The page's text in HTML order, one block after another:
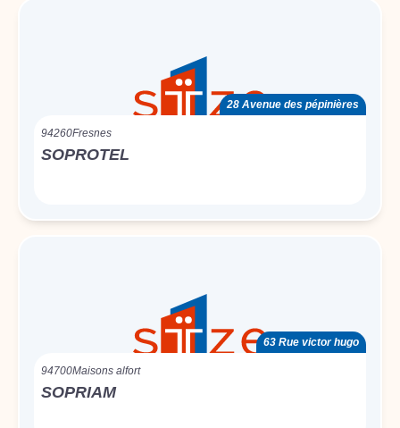
28 Avenue des pépinières
94260Fresnes
SOPROTEL
63 Rue victor hugo
94700Maisons alfort
SOPRIAM